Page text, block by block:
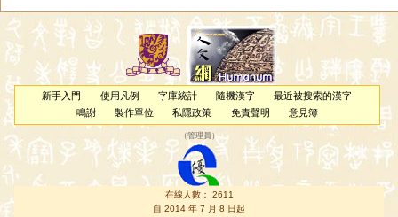
新手入門 使用凡例 字庫統計 隨機漢字
最近被搜索的漢字
鳴謝
製作單位 私隱政策 免責聲明 意見簿
（管理員 ）
在線人數： 2611
自 2014 年 7 月 8 日起